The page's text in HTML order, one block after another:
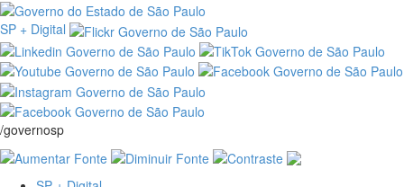
SP + Digital
/governosp